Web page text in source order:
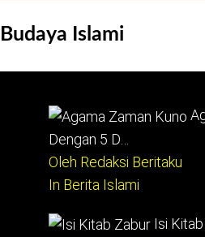
Budaya Islami
Dengan 5 D…
Oleh Redaksi Beritaku
In Berita Islami
Isi Kitab